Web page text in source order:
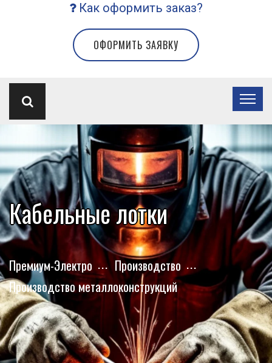
Как оформить заказ?
ОФОРМИТЬ ЗАЯВКУ
Кабельные лотки
Премиум-Электро
Производство
Производство металлоконструкций